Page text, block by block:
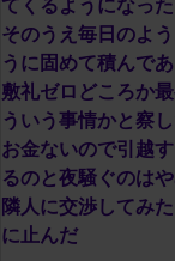
てくるようになった
そのうえ毎日のよ
うに固めて積んで
敷礼ゼロどころか
ういう事情かと察
お金ないので引越
るのと夜騒ぐのは
隣人に交渉してみ
に止んだ